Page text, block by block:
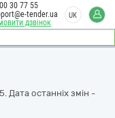
дзвінок
30 77 55
tender.ua
UK
Дата останніх змін -